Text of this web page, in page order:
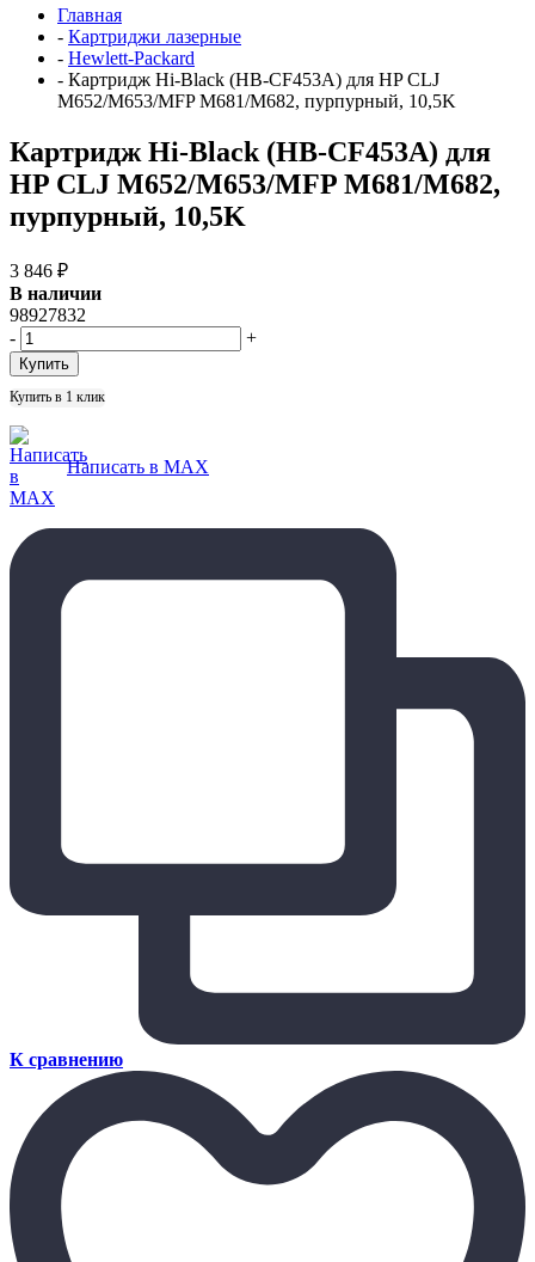
Главная
- Картриджи лазерные
- Hewlett-Packard
- Картридж Hi-Black (HB-CF453A) для HP CLJ
M652/M653/MFP M681/M682, пурпурный, 10,5K
Картридж Hi-Black (HB-CF453A) для
HP CLJ M652/M653/MFP M681/M682,
пурпурный, 10,5K
3 846 ₽
В наличии
98927832
-
+
Купить в 1 клик
Написать в MAX
К сравнению